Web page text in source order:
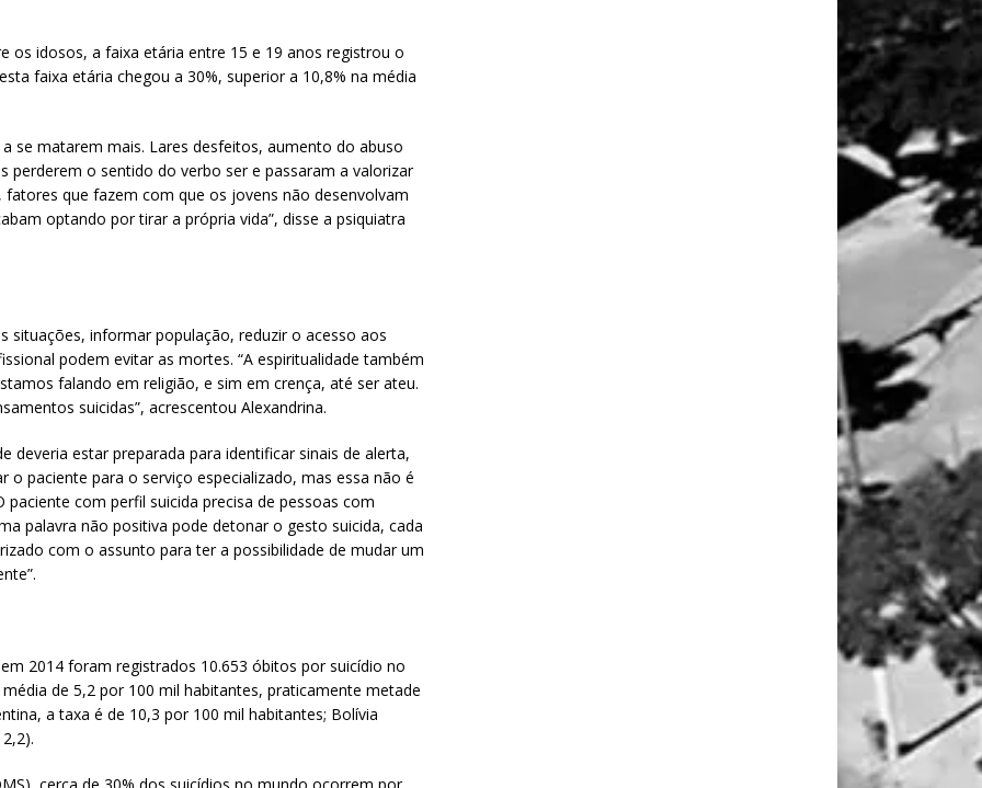
os idosos, a faixa etária entre 15 e 19 anos registrou o
faixa etária chegou a 30%, superior a 10,8% na média
se matarem mais. Lares desfeitos, aumento do abuso
o sentido do verbo ser e passaram a valorizar
que fazem com que os jovens não desenvolvam
optando por tirar a própria vida”, disse a psiquiatra
situações, informar população, reduzir o acesso aos
podem evitar as mortes. “A espiritualidade também
falando em religião, e sim em crença, até ser ateu.
suicidas”, acrescentou Alexandrina.
deveria estar preparada para identificar sinais de alerta,
paciente para o serviço especializado, mas essa não é
paciente com perfil suicida precisa de pessoas com
palavra não positiva pode detonar o gesto suicida, cada
com o assunto para ter a possibilidade de mudar um
2014 foram registrados 10.653 óbitos por suicídio no
de 5,2 por 100 mil habitantes, praticamente metade
a taxa é de 10,3 por 100 mil habitantes; Bolívia